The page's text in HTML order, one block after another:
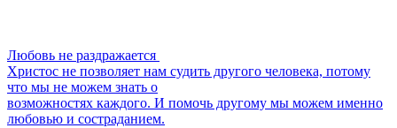
Любовь не раздражается
Христос не позволяет нам судить другого человека, потому
что мы не можем знать о
возможностях каждого. И помочь другому мы можем именно
любовью и состраданием.